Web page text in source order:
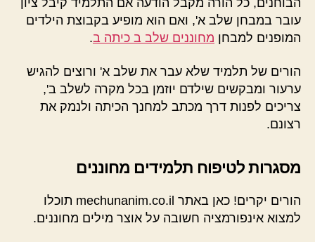
הבוחנים, כל הורה מקבל הודעה אם התלמיד קיבל ציון
עובר במבחן שלב א', ואם הוא מופיע בקבוצת הילדים
המופנים למבחן מחוננים שלב ב כיתה ב.
הורים של תלמיד שלא עבר את שלב א' ורוצים להגיש
ערעור ומבקשים שילדם יוזמן בכל מקרה לשלב ב',
צריכים לפנות דרך מכתב למחנך הכיתה ולנמק את
רצונם.
מסגרות לטיפוח תלמידים מחוננים
הורים יקרים! כאן באתר mechunanim.co.il תוכלו
למצוא אינפורמציה חשובה על אוצר מילים מחוננים.